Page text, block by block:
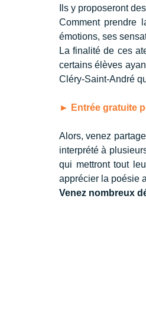
Ils y proposeront
Comment prendre
émotions, ses
La finalité de ces
certains élèves
Cléry-Saint-André
► Entrée gratuite
Alors, venez
interprété à
qui mettront tout
apprécier la poésie
Venez nombreux